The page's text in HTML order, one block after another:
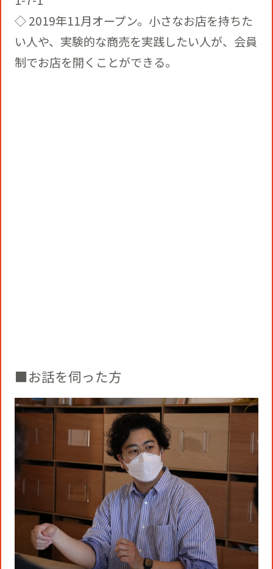
◇ 2019年11月オープン。小さなお店を持ちた
い人や、実験的な商売を実践したい人が、会員
制でお店を開くことができる。
■お話を伺った方